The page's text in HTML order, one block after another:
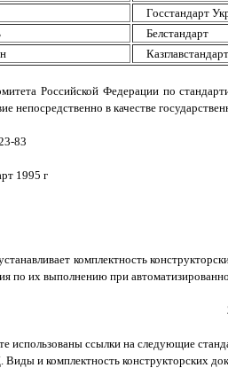
Госстандарт
Белстандарт
Казглавстандарт
Российской Федерации по
непосредственно в качестве
83
1995 г
комплектность
по их выполнению при
использованы ссылки на следующие
и комплектность конструкторских